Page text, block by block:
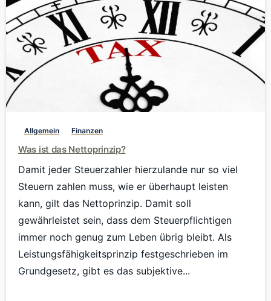
Allgemein Finanzen
Was ist das Nettoprinzip?
Damit jeder Steuerzahler hierzulande nur so viel
Steuern zahlen muss, wie er überhaupt leisten
kann, gilt das Nettoprinzip. Damit soll
gewährleistet sein, dass dem Steuerpflichtigen
immer noch genug zum Leben übrig bleibt. Als
Leistungsfähigkeitsprinzip festgeschrieben im
Grundgesetz, gibt es das subjektive...